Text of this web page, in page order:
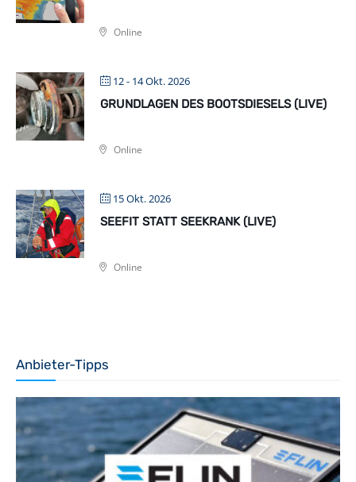
Online
12 - 14 Okt. 2026
GRUNDLAGEN DES BOOTSDIESELS (LIVE)
Online
15 Okt. 2026
SEEFIT STATT SEEKRANK (LIVE)
Online
Anbieter-Tipps